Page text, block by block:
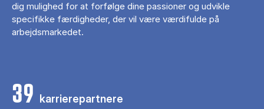
dig mulighed for at forfølge dine passioner og udvikle
specifikke færdigheder, der vil være værdifulde på
arbejdsmarkedet.
39 karrierepartnere